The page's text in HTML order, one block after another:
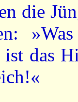
die
ist das